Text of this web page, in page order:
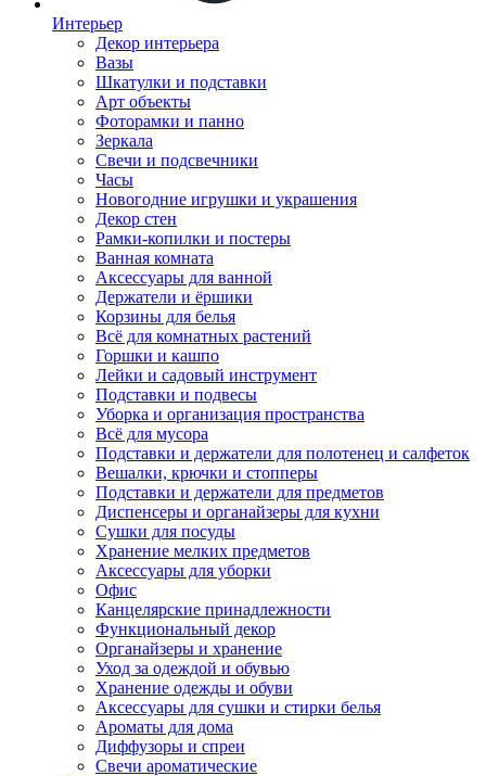
Интерьер
Декор интерьера
Вазы
Шкатулки и подставки
Арт объекты
Фоторамки и панно
Зеркала
Свечи и подсвечники
Часы
Новогодние игрушки и украшения
Декор стен
Рамки-копилки и постеры
Ванная комната
Аксессуары для ванной
Держатели и ёршики
Корзины для белья
Всё для комнатных растений
Горшки и кашпо
Лейки и садовый инструмент
Подставки и подвесы
Уборка и организация пространства
Всё для мусора
Подставки и держатели для полотенец и салфеток
Вешалки, крючки и стопперы
Подставки и держатели для предметов
Диспенсеры и органайзеры для кухни
Сушки для посуды
Хранение мелких предметов
Аксессуары для уборки
Офис
Канцелярские принадлежности
Функциональный декор
Органайзеры и хранение
Уход за одеждой и обувью
Хранение одежды и обуви
Аксессуары для сушки и стирки белья
Ароматы для дома
Диффузоры и спреи
Свечи ароматические